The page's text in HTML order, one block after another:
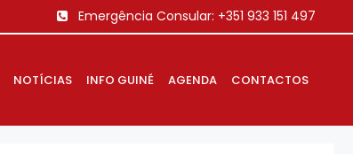
Emergência Consular: +351 933 151 497
NOTÍCIAS INFO GUINÉ AGENDA CONTACTOS